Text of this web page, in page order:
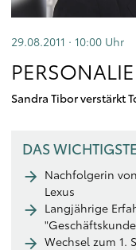
29.08.2011 · 10:00 Uhr
PERSONALIE
Sandra Tibor verstärkt
DAS
Nachfolgerin
Lexus
Langjährige
Wechsel zum 1.